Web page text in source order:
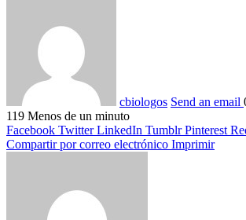
cbiologos Send an email
119 Menos de un minuto
Facebook Twitter LinkedIn Tumblr Pinterest
Compartir por correo electrónico Imprimir